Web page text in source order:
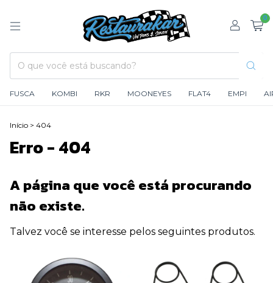
0
FUSCA KOMBI RKR MOONEYES FLAT4 EMPI
Início > 404
Erro - 404
A página que você está procurando
não existe.
Talvez você se interesse pelos seguintes produtos.